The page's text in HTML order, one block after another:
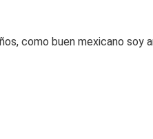
como buen mexicano